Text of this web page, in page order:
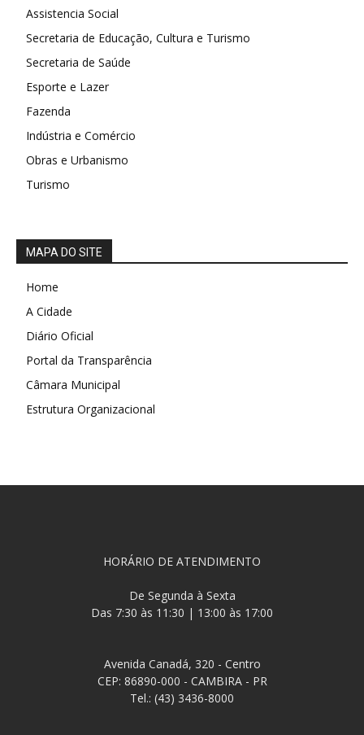
Assistencia Social
Secretaria de Educação, Cultura e Turismo
Secretaria de Saúde
Esporte e Lazer
Fazenda
Indústria e Comércio
Obras e Urbanismo
Turismo
MAPA DO SITE
Home
A Cidade
Diário Oficial
Portal da Transparência
Câmara Municipal
Estrutura Organizacional
HORÁRIO DE ATENDIMENTO
De Segunda à Sexta
Das 7:30 às 11:30 | 13:00 às 17:00
Avenida Canadá, 320 - Centro
CEP: 86890-000 - CAMBIRA - PR
Tel.: (43) 3436-8000